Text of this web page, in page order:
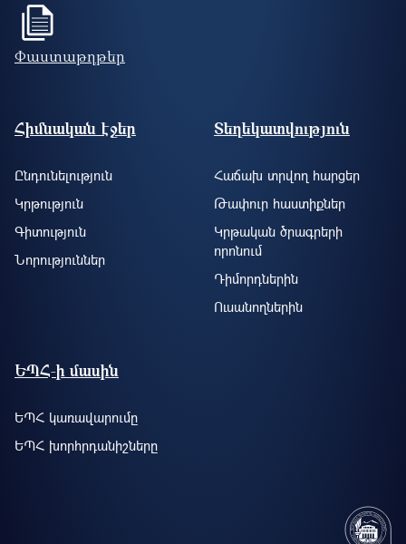
Փաստաթղթեր
Footer site information
Հիմնական էջեր
Ընդունելություն
Կրթություն
Գիտություն
Նորություններ
Տեղեկատվություն
Հաճախ տրվող հարցեր
Թափուր հաստիքներ
Կրթական ծրագրերի
որոնում
Դիմորդներին
Ուսանողներին
ԵՊՀ-ի մասին
ԵՊՀ կառավարումը
ԵՊՀ խորհրդանիշները